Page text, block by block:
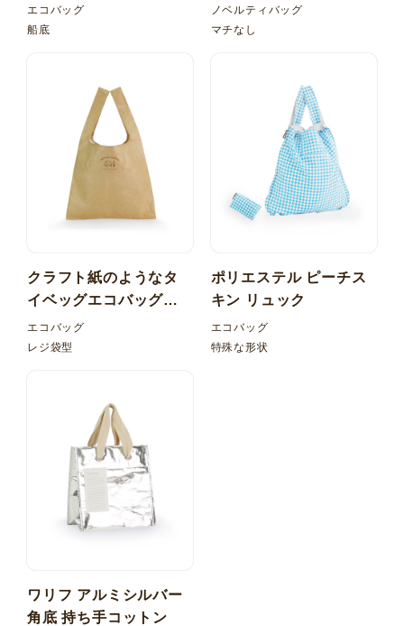
地 マルシェ型バッグ
エコバッグ
船底
ノベルティバッグ
マチなし
クラフト紙のようなタ
イベッグエコバッグ！
レジ型 内ポケット折り
たたみ
エコバッグ
レジ袋型
ポリエステル ピーチス
キン リュック
エコバッグ
特殊な形状
ワリフ アルミシルバー
角底 持ち手コットン